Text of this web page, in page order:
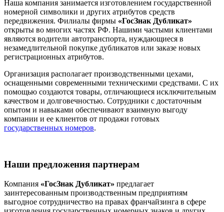
Наша компания занимается изготовлением государственной
номерной символики и других атрибутов средств
передвижения. Филиалы фирмы «ГосЗнак Дубликат»
открыты во многих частях РФ. Нашими частыми клиентами
являются водители автотранспорта, нуждающиеся в
незамедлительной покупке дубликатов или заказе новых
регистрационных атрибутов.
Организация располагает производственными цехами,
оснащенными современными техническими средствами. С их
помощью создаются товары, отличающиеся исключительным
качеством и долговечностью. Сотрудники с достаточным
опытом и навыками обеспечивают взаимную выгоду
компании и ее клиентов от продажи готовых
государственных номеров.
Наши предложения партнерам
Компания «ГосЗнак Дубликат» предлагает
заинтересованным производственным предприятиям
выгодное сотрудничество на правах франчайзинга в сфере